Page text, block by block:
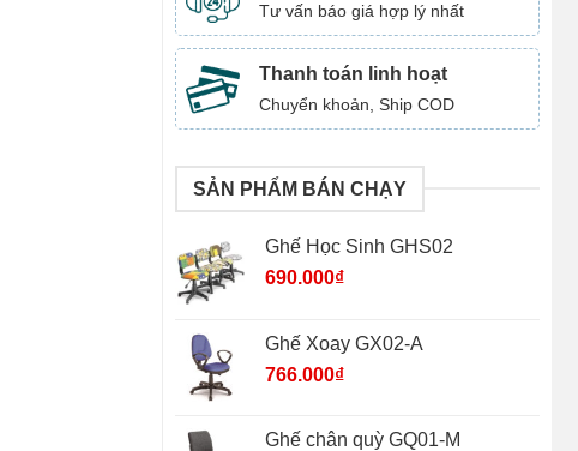
Tư vấn báo giá hợp lý nhất
Thanh toán linh hoạt
Chuyển khoản, Ship COD
SẢN PHẨM BÁN CHẠY
Ghế Học Sinh GHS02
690.000₫
Ghế Xoay GX02-A
766.000₫
Ghế chân quỳ GQ01-M